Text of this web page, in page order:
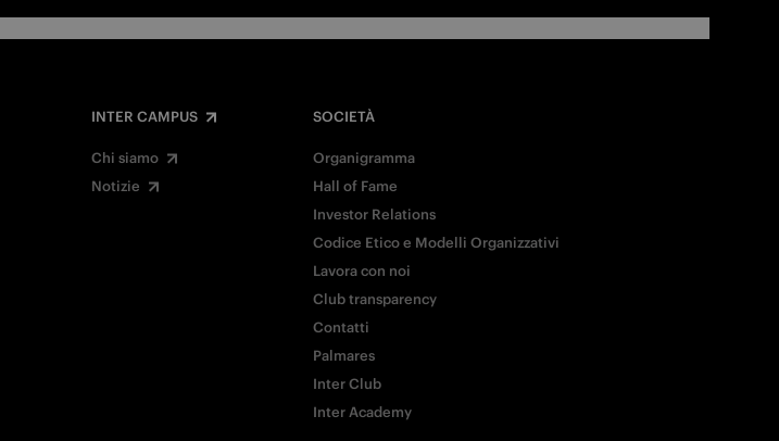
INTER CAMPUS
Chi siamo
Notizie
SOCIETÀ
Organigramma
Hall of Fame
Investor Relations
Codice Etico e Modelli Organizzativi
Lavora con noi
Club transparency
Contatti
Palmares
Inter Club
Inter Academy